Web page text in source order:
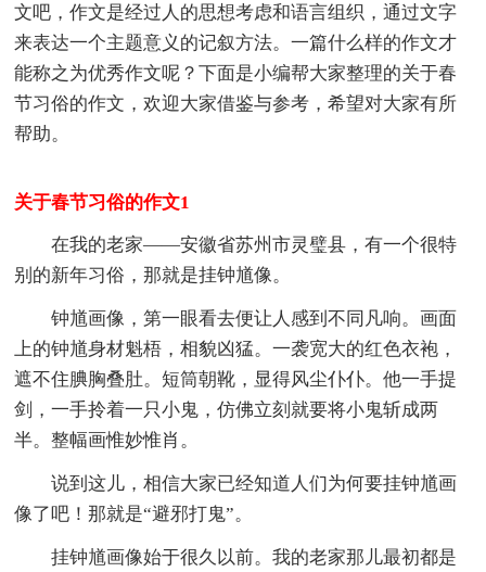
文吧，作文是经过人的思想考虑和语言组织，通过文字
来表达一个主题意义的记叙方法。一篇什么样的作文才
能称之为优秀作文呢？下面是小编帮大家整理的关于春
节习俗的作文，欢迎大家借鉴与参考，希望对大家有所
帮助。
关于春节习俗的作文1
在我的老家——安徽省苏州市灵璧县，有一个很特
别的新年习俗，那就是挂钟馗像。
钟馗画像，第一眼看去便让人感到不同凡响。画面
上的钟馗身材魁梧，相貌凶猛。一袭宽大的红色衣袍，
遮不住腆胸叠肚。短筒朝靴，显得风尘仆仆。他一手提
剑，一手拎着一只小鬼，仿佛立刻就要将小鬼斩成两
半。整幅画惟妙惟肖。
说到这儿，相信大家已经知道人们为何要挂钟馗画
像了吧！那就是“避邪打鬼”。
挂钟馗画像始于很久以前。我的老家那儿最初都是